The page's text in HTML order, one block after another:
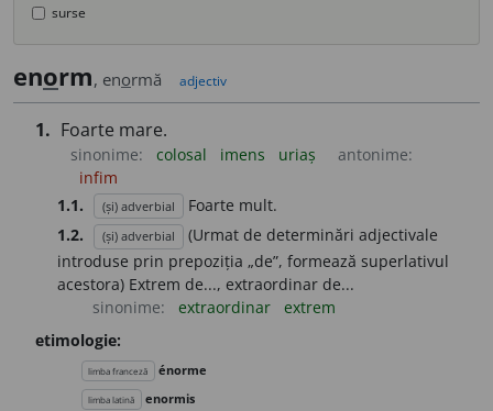
surse
enorm, enormă adjectiv
1. Foarte mare.
sinonime: colosal imens uriaș
antonime:
infim
1.1.
(și) adverbial
Foarte mult.
1.2.
(și) adverbial
(Urmat de determinări adjectivale
introduse prin prepoziția „de”, formează superlativul
acestora) Extrem de..., extraordinar de...
sinonime:
extraordinar
extrem
etimologie:
limba franceză énorme
limba latină enormis